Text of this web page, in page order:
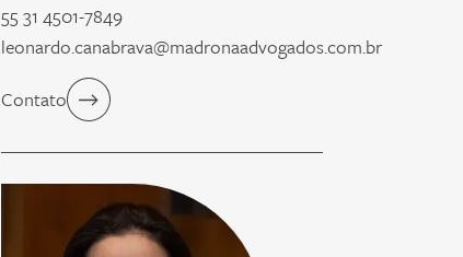
55 31 4501-7849
leonardo.canabrava@madronaadvogados.com.br
Contato